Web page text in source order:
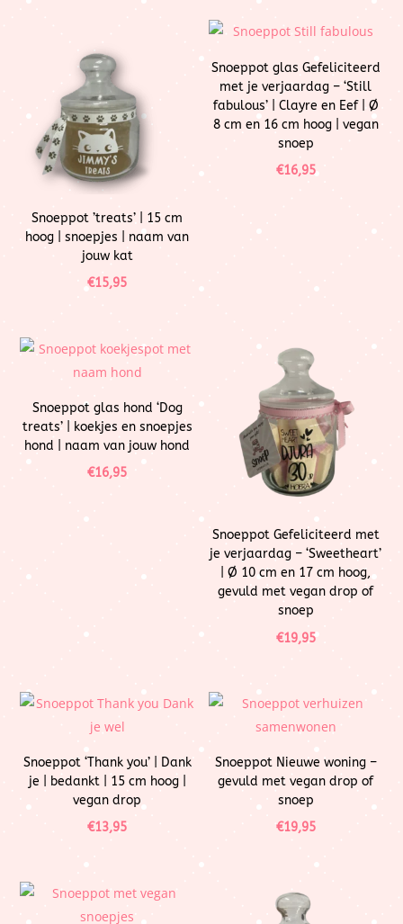
Snoeppot ’treats’ | 15 cm
hoog | snoepjes | naam van
jouw kat
€15,95
Snoeppot glas Gefeliciteerd
met je verjaardag – ‘Still
fabulous’ | Clayre en Eef | Ø
8 cm en 16 cm hoog | vegan
snoep
€16,95
Snoeppot glas hond ‘Dog
treats’ | koekjes en snoepjes
hond | naam van jouw hond
€16,95
Snoeppot Gefeliciteerd met
je verjaardag – ‘Sweetheart’
| Ø 10 cm en 17 cm hoog,
gevuld met vegan drop of
snoep
€19,95
Snoeppot ‘Thank you’ | Dank
je | bedankt | 15 cm hoog |
vegan drop
€13,95
Snoeppot Nieuwe woning –
gevuld met vegan drop of
snoep
€19,95